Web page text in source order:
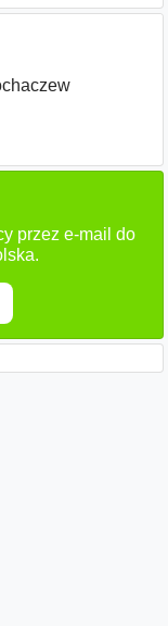
|
przez e-mail do